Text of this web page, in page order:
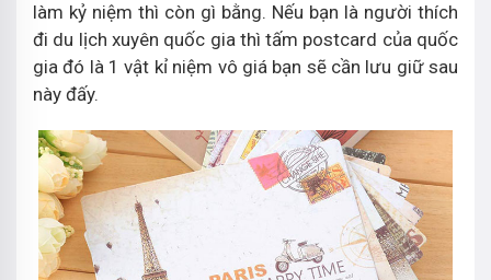
làm kỷ niệm thì còn gì bằng. Nếu bạn là người thích
đi du lịch xuyên quốc gia thì tấm postcard của quốc
gia đó là 1 vật kỉ niệm vô giá bạn sẽ cần lưu giữ sau
này đấy.